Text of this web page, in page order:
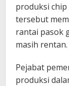
produksi
tersebut
rantai pasok
masih rentan.
Pejabat
produksi